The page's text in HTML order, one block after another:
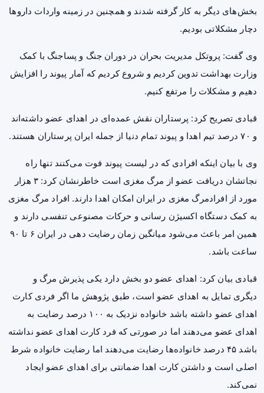
بخش‌های دیگر به کار گرفته شدند و همچنین در زمینه واردات داروها
دچار مشکلاتی بودیم.
وی گفت: پروتکل مدیریت بحران در دوران جنگ و پساجنگ با کمک
وزارت بهداشت تدوین کردیم و شروع کردیم که آمار پیوند را افزایش
دهیم و مشکلات را مرتفع کنیم.
قبادی تصریح کرد: پرستاران نقش عمده‌ای در اهدای عضو داشته‌اند
و ۷۰ درصد تیم اهدا و پیوند تمام دنیا از جمله ایران پرستاران هستند.
وی با بیان اینکه افرادی که در لیست پیوند فوت می‌کنند تنها راه
نجاتشان دریافت عضو از مرگ مغزی است خاطرنشان کرد: ۳ هزار
مورد از افرادمرگ مغزی در ایران امکان اهدا دارند. افراد مرگ مغزی
به کمک دستگاه اکسیژن رسانی و حرکات مصنوعی تنفسی دارند و
همین امر باعث می‌شود میانگین زمان رضایت دهی در ایران ۶ تا ۹۰
ساعت باشد.
قبادی بیان کرد: اهدای عضو دو بخش دارد یکی پذیرش مرگ و
دیگری تمایل به اهدای عضو است، طبق پژوهش ما اگر فردی کارت
اهدای عضو داشته باشد خانواده نزدیک به ۱۰۰ درصد رضایت به
اهدای عضو می‌دهند اما در صورتی که فرد کارت اهدای عضو نداشته
باشد ۴۵ درصد خانواده‌ها رضایت می‌دهند اما رضایت خانواده شرط
اصلی است و داشتن کارت اهدا ضمانتی برای اهدای عضو ایجاد
نمی‌کند.